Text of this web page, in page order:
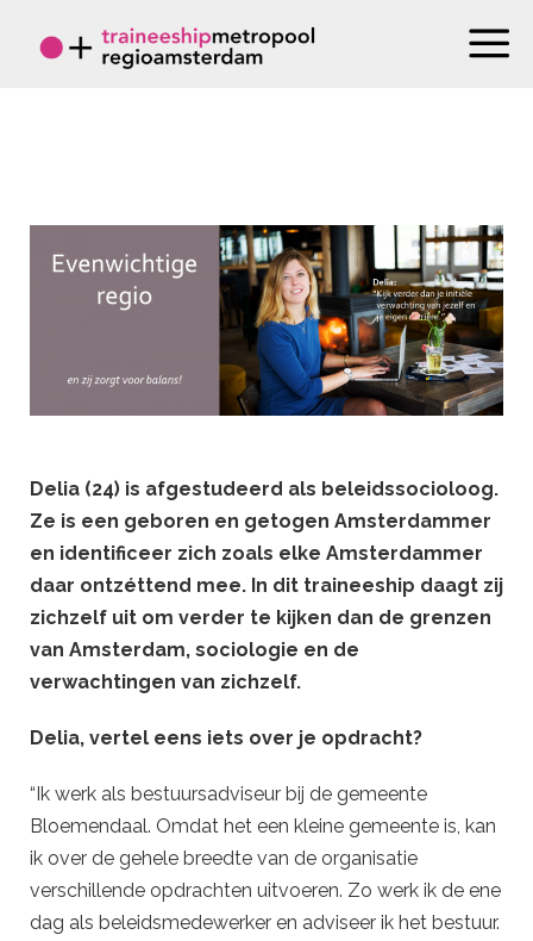
Delia (24) is afgestudeerd als beleidssocioloog.
Ze is een geboren en getogen Amsterdammer
en identificeer zich zoals elke Amsterdammer
daar ontzéttend mee. In dit traineeship daagt zij
zichzelf uit om verder te kijken dan de grenzen
van Amsterdam, sociologie en de
verwachtingen van zichzelf.
Delia, vertel eens iets over je opdracht?
“Ik werk als bestuursadviseur bij de gemeente
Bloemendaal. Omdat het een kleine gemeente is, kan
ik over de gehele breedte van de organisatie
verschillende opdrachten uitvoeren. Zo werk ik de ene
dag als beleidsmedewerker en adviseer ik het bestuur.